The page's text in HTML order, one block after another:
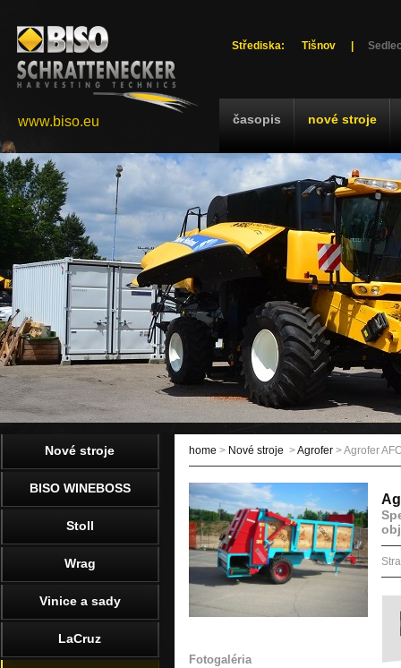
Střediska: Tišnov
časopis nové stroje
www.biso.eu
home > Nové stroje >Agrofer > Agrofer
Fotogaléria
Nové stroje
BISO WINEBOSS
Stoll
Wrag
Vinice a sady
LaCruz